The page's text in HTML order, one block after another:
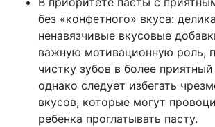
без «конфетного» вкуса:
ненавязчивые вкусовые
важную мотивационную роль,
чистку зубов в более
однако следует избегать
вкусов, которые могут
ребенка проглатывать пасту.